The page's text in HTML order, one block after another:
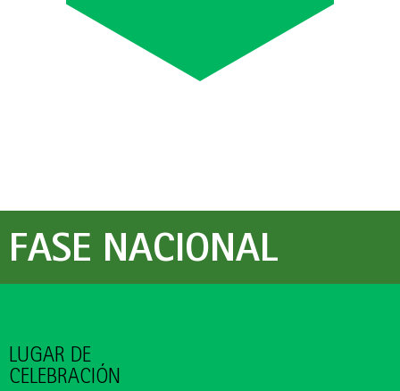
FASE NACIONAL
LUGAR DE
CELEBRACIÓN